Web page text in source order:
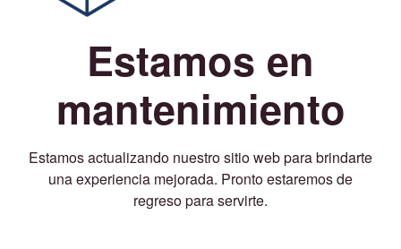
Estamos en
mantenimiento
Estamos actualizando nuestro sitio web para brindarte
una experiencia mejorada. Pronto estaremos de
regreso para servirte.